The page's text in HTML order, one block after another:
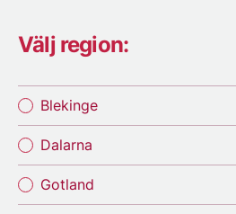
Välj region:
Blekinge
Dalarna
Gotland